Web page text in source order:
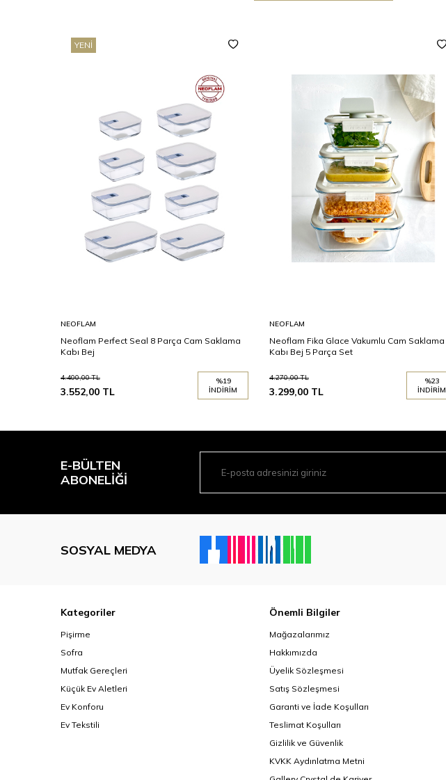
YENI
NEOFLAM
Neoflam Perfect Seal 8 Parça Cam Saklama
Kabı Bej
4.400,00TL
3.552,00 TL
%19
İNDIRIM
NEOFLAM
Neoflam Fika Glace Vakumlu Cam Saklama
Kabı Bej 5 Parça Set
4.270,00TL
3.299,00 TL
%23
İNDIRIM
E-BÜLTEN
ABONELIĞI
SOSYAL MEDYA
Kategoriler
Pişirme
Sofra
Mutfak Gereçleri
Küçük Ev Aletleri
Ev Konforu
Ev Tekstili
Önemli Bilgiler
Mağazalarımız
Hakkımızda
Üyelik Sözleşmesi
Satış Sözleşmesi
Garanti ve İade Koşulları
Teslimat Koşulları
Gizlilik ve Güvenlik
KVKK Aydınlatma Metni